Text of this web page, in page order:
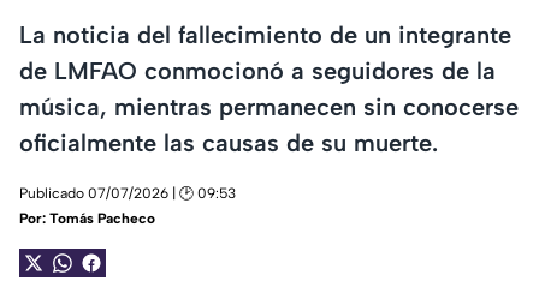
La noticia del fallecimiento de un integrante
de LMFAO conmocionó a seguidores de la
música, mientras permanecen sin conocerse
oficialmente las causas de su muerte.
Publicado 07/07/2026 | 🕑 09:53
Por: Tomás Pacheco